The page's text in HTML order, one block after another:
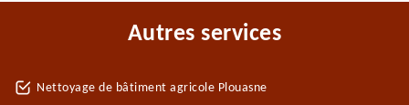
Autres services
Nettoyage de bâtiment agricole Plouasne